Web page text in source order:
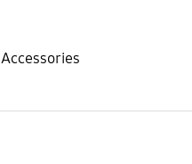
Accessories